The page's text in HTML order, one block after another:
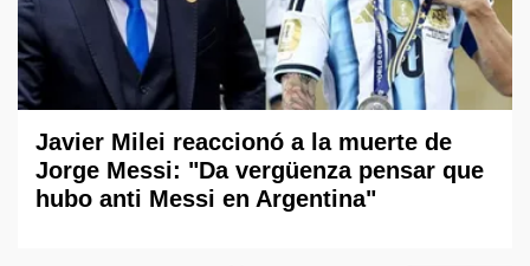
Javier Milei reaccionó a la muerte de
Jorge Messi: "Da vergüenza pensar que
hubo anti Messi en Argentina"